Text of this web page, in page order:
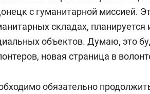
с гуманитарной миссией.
складах, планируется
объектов. Думаю, это
новая страница в
обязательно